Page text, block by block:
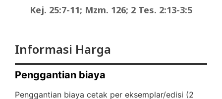
Kej. 25:7-11; Mzm. 126; 2 Tes. 2:13-3:5
Informasi Harga
Penggantian biaya
Penggantian biaya cetak per eksemplar/edisi (2